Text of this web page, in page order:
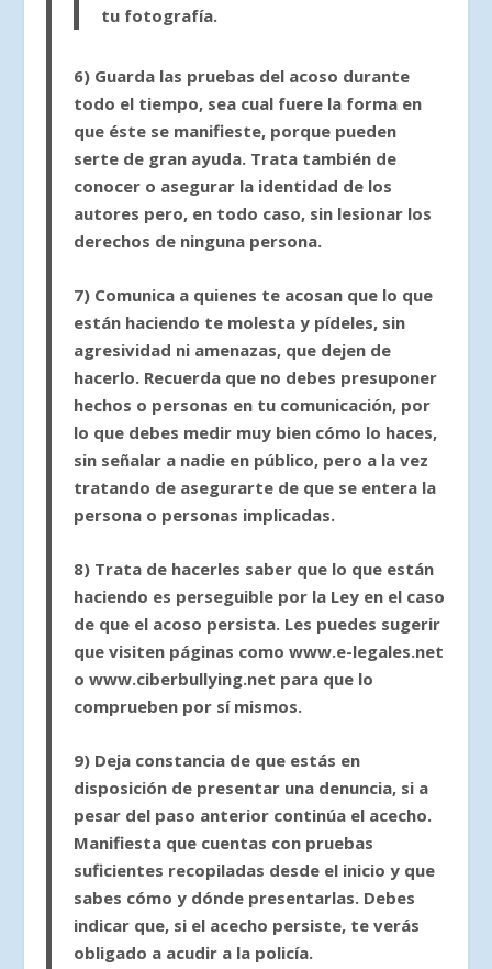
tu fotografía.
6) Guarda las pruebas del acoso durante
todo el tiempo, sea cual fuere la forma en
que éste se manifieste, porque pueden
serte de gran ayuda. Trata también de
conocer o asegurar la identidad de los
autores pero, en todo caso, sin lesionar los
derechos de ninguna persona.
7) Comunica a quienes te acosan que lo que
están haciendo te molesta y pídeles, sin
agresividad ni amenazas, que dejen de
hacerlo. Recuerda que no debes presuponer
hechos o personas en tu comunicación, por
lo que debes medir muy bien cómo lo haces,
sin señalar a nadie en público, pero a la vez
tratando de asegurarte de que se entera la
persona o personas implicadas.
8) Trata de hacerles saber que lo que están
haciendo es perseguible por la Ley en el caso
de que el acoso persista. Les puedes sugerir
que visiten páginas como www.e-legales.net
o www.ciberbullying.net para que lo
comprueben por sí mismos.
9) Deja constancia de que estás en
disposición de presentar una denuncia, si a
pesar del paso anterior continúa el acecho.
Manifiesta que cuentas con pruebas
suficientes recopiladas desde el inicio y que
sabes cómo y dónde presentarlas. Debes
indicar que, si el acecho persiste, te verás
obligado a acudir a la policía.